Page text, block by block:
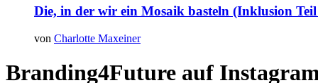
Die, in der wir ein Mosaik basteln (Inklusion
von Charlotte Maxeiner
Branding4Future auf